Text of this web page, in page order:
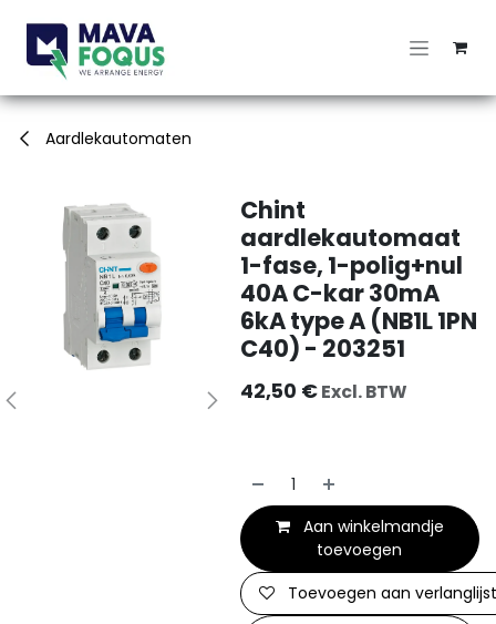
Aardlekautomaten
Chint
aardlekautomaat
1-fase, 1-polig+nul
40A C-kar 30mA
6kA type A (NB1L 1PN
C40) - 203251
42,50 €Excl. BTW
Aan winkelmandje
toevoegen
Toevoegen aan verlanglijst